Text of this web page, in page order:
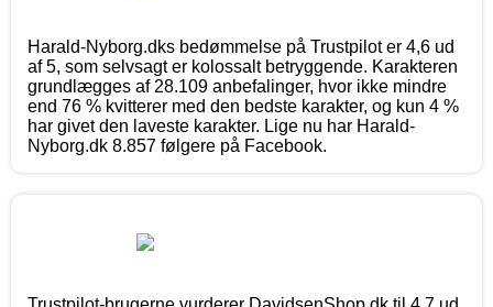
Harald-Nyborg.dks bedømmelse på Trustpilot er 4,6 ud
af 5, som selvsagt er kolossalt betryggende. Karakteren
grundlægges af 28.109 anbefalinger, hvor ikke mindre
end 76 % kvitterer med den bedste karakter, og kun 4 %
har givet den laveste karakter. Lige nu har Harald-
Nyborg.dk 8.857 følgere på Facebook.